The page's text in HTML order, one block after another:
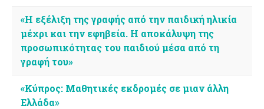
«Η εξέλιξη της γραφής από την παιδική ηλικία
μέχρι και την εφηβεία. Η αποκάλυψη της
προσωπικότητας του παιδιού μέσα από τη
γραφή του»
«Κύπρος: Μαθητικές εκδρομές σε μιαν άλλη
Ελλάδα»